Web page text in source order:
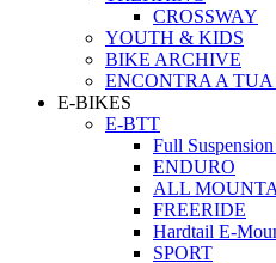
CROSSWAY
YOUTH & KIDS
BIKE ARCHIVE
ENCONTRA A
E-BIKES
E-BTT
Full
ENDURO
ALL
FREERIDE
Hardtail E-
SPORT